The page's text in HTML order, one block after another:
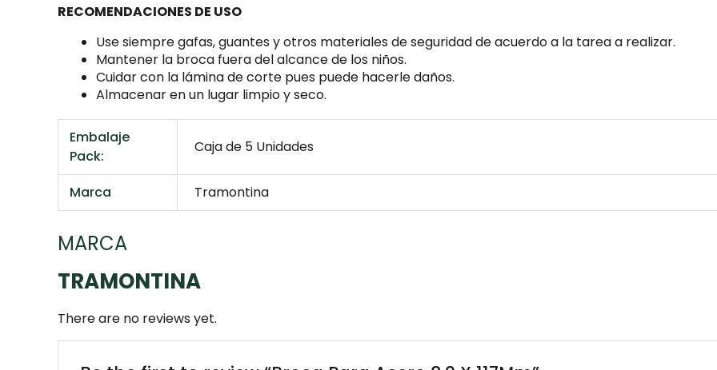
RECOMENDACIONES DE USO
Use siempre gafas, guantes y otros materiales de seguridad de acuerdo a la tarea a realizar.
Mantener la broca fuera del alcance de los niños.
Cuidar con la lámina de corte pues puede hacerle daños.
Almacenar en un lugar limpio y seco.
Embalaje
Pack:
Caja de 5 Unidades
Marca Tramontina
MARCA
TRAMONTINA
There are no reviews yet.